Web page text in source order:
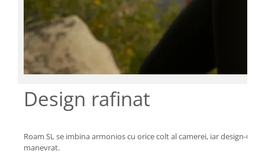
Design rafinat
Roam SL se imbina armonios cu orice colt al camerei, iar design-ul
manevrat.